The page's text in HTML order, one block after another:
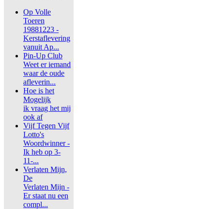
Op Volle
Toeren
19881223 -
Kerstaflevering
vanuit Ap...
Pin-Up Club
Weet er iemand
waar de oude
afleverin...
Hoe is het
Mogelijk
ik vraag het mij
ook af
Vijf Tegen Vijf
Lotto's
Woordwinner -
Ik heb op 3-
11-...
Verlaten Mijn,
De
Verlaten Mijn -
Er staat nu een
compl...